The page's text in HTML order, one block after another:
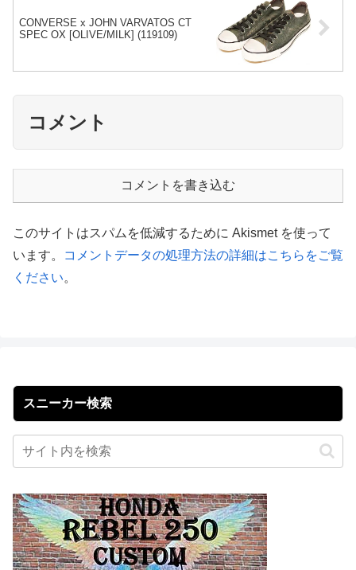
CONVERSE x JOHN VARVATOS CT
SPEC OX [OLIVE/MILK] (119109)
コメント
コメントを書き込む
このサイトはスパムを低減するために Akismet を使って
います。
コメントデータの処理方法の詳細はこちらをご覧
ください。
スニーカー検索